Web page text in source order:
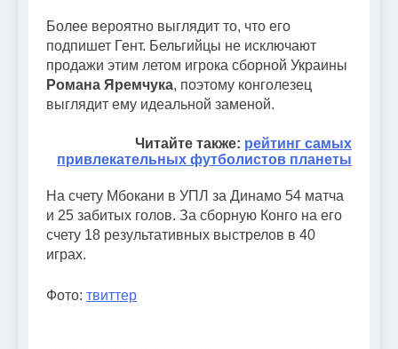
Более вероятно выглядит то, что его
подпишет Гент. Бельгийцы не исключают
продажи этим летом игрока сборной Украины
Романа Яремчука, поэтому конголезец
выглядит ему идеальной заменой.
Читайте также: рейтинг самых
привлекательных футболистов планеты
На счету Мбокани в УПЛ за Динамо 54 матча
и 25 забитых голов. За сборную Конго на его
счету 18 результативных выстрелов в 40
играх.
Фото: твиттер